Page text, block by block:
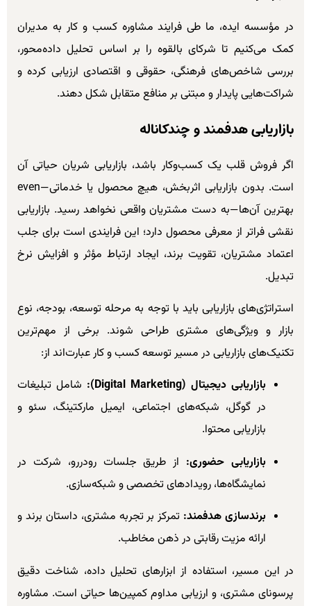
در مؤسسه ایده، ما طی فرایند مشاوره کسب و کار به مدیران
کمک می‌کنیم تا شرکای بالقوه را بر اساس تحلیل داده‌محور،
بررسی شاخص‌های فرهنگی، حقوقی و اقتصادی ارزیابی کرده و
شراکت‌هایی پایدار و مبتنی بر منافع متقابل شکل دهند.
بازاریابی هدفمند و چندکاناله
اگر فروش قلب یک کسب‌وکار باشد، بازاریابی شریان حیاتی آن
است. بدون بازاریابی اثربخش، هیچ محصول یا خدماتی—even
بهترین آن‌ها—به دست مشتریان واقعی نخواهد رسید. بازاریابی
نقشی فراتر از معرفی محصول دارد؛ این فرایندی است برای جلب
اعتماد مشتریان، تقویت برند، ایجاد ارتباط مؤثر و افزایش نرخ
تبدیل.
استراتژی‌های بازاریابی باید با توجه به مرحله توسعه، بودجه، نوع
بازار و ویژگی‌های مشتری طراحی شوند. برخی از مهم‌ترین
تکنیک‌های بازاریابی در مسیر توسعه کسب و کار عبارت‌اند از:
بازاریابی دیجیتال (Digital Marketing):
شامل تبلیغات
در گوگل، شبکه‌های اجتماعی، ایمیل مارکتینگ، سئو و
بازاریابی محتوا.
بازاریابی حضوری: از طریق جلسات رودررو، شرکت در
نمایشگاه‌ها، رویدادهای تخصصی و شبکه‌سازی.
برندسازی هدفمند: تمرکز بر تجربه مشتری، داستان برند و
ارائه مزیت رقابتی در ذهن مخاطب.
در این مسیر، استفاده از ابزارهای تحلیل داده، شناخت دقیق
پرسونای مشتری، و ارزیابی مداوم کمپین‌ها حیاتی است. مشاوره